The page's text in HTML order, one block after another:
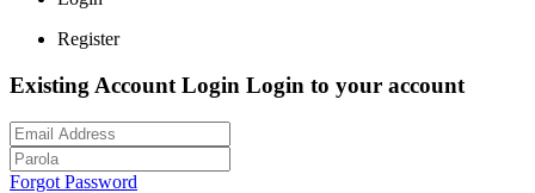
Register
Existing Account Login Login to your account
Forgot Password